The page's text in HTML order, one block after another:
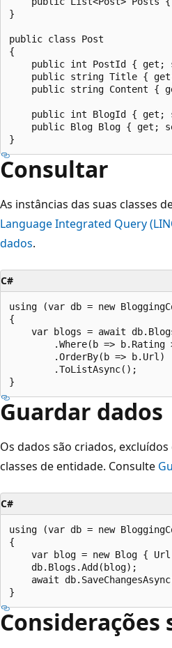
}
public class Post
{
public int PostId { get;
public string Title {
public string Content {
public int BlogId { get;
public Blog Blog { get;
Consultar
As instâncias das suas classes
Language Integrated Query
dados.
C#
using (var db = new
{
var blogs = await
.Where(b => b.Rating
        .OrderBy(b => b.Url)
        .ToListAsync();
Guardar dados
Os dados são criados,
classes de entidade. Consulte
C#
using (var db = new
{
var blog = new Blog {
    db.Blogs.Add(blog);
await
Considerações